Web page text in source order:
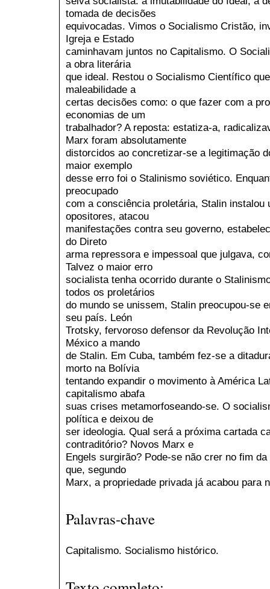
tomada de decisões
equivocadas. Vimos o Socialismo Cristão,
Igreja e Estado
caminhavam juntos no Capitalismo. O
a obra literária
que ideal. Restou o Socialismo Científico
maleabilidade a
certas decisões como: o que fazer com a
economias de um
trabalhador? A reposta: estatiza-a,
Marx foram absolutamente
distorcidos ao concretizar-se a legitimação
maior exemplo
desse erro foi o Stalinismo soviético.
preocupado
com a consciência proletária, Stalin instalou
opositores, atacou
manifestações contra seu governo,
do Direto
arma repressora e impessoal que julgava,
Talvez o maior erro
socialista tenha ocorrido durante o
todos os proletários
do mundo se unissem, Stalin preocupou-se
seu país. León
Trotsky, fervoroso defensor da Revolução
México a mando
de Stalin. Em Cuba, também fez-se a
morto na Bolívia
tentando expandir o movimento à América
capitalismo abafa
suas crises metamorfoseando-se. O
política e deixou de
ser ideologia. Qual será a próxima cartada
contraditório? Novos Marx e
Engels surgirão? Pode-se não crer no fim
que, segundo
Marx, a propriedade privada já acabou para
Palavras-chave
Capitalismo. Socialismo histórico.